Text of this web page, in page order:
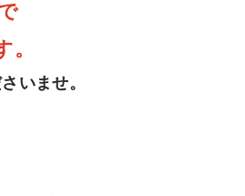
。
いませ。